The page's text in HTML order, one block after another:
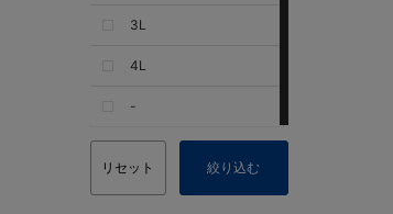
3L
4L
-
リセット 絞り込む